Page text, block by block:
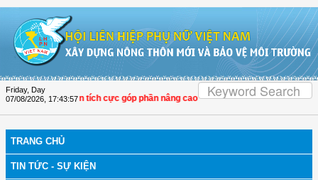
Friday, Day
07/08/2026 17:43:58
LHPN Thọ Xuân tích cực góp phần nâng cao tỷ lệ người dân tham gia bảo
TRANG CHỦ
TIN TỨC - SỰ KIỆN